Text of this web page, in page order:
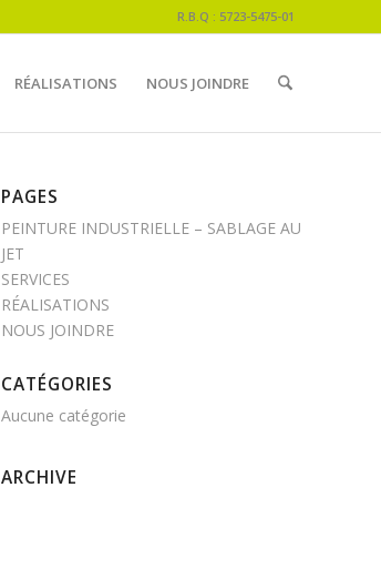
R.B.Q : 5723-5475-01
RÉALISATIONS NOUS JOINDRE
PAGES
PEINTURE INDUSTRIELLE – SABLAGE AU
JET
SERVICES
RÉALISATIONS
NOUS JOINDRE
CATÉGORIES
Aucune catégorie
ARCHIVE